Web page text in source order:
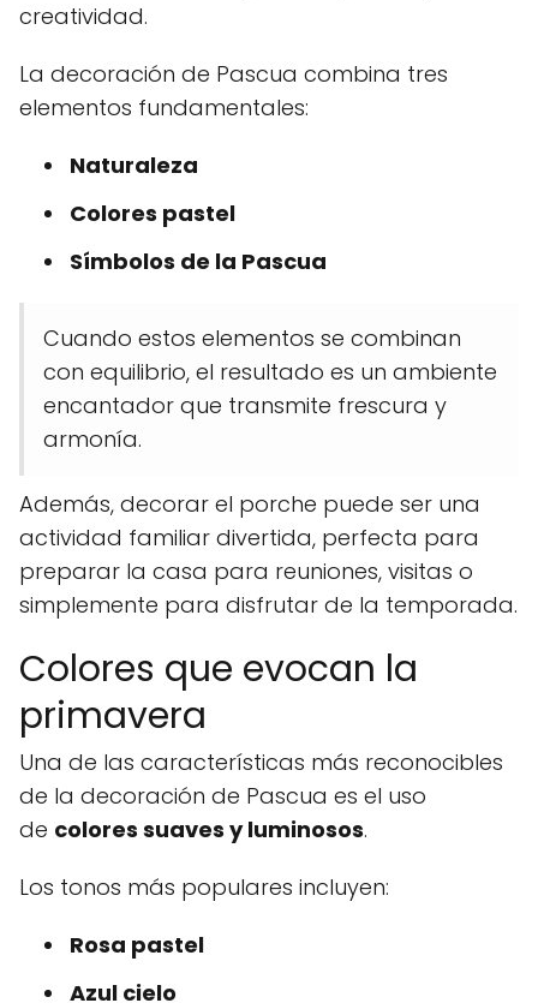
creatividad.
La decoración de Pascua combina tres
elementos fundamentales:
Naturaleza
Colores pastel
Símbolos de la Pascua
Cuando estos elementos se combinan
con equilibrio, el resultado es un ambiente
encantador que transmite frescura y
armonía.
Además, decorar el porche puede ser una
actividad familiar divertida, perfecta para
preparar la casa para reuniones, visitas o
simplemente para disfrutar de la temporada.
Colores que evocan la
primavera
Una de las características más reconocibles
de la decoración de Pascua es el uso
de colores suaves y luminosos.
Los tonos más populares incluyen:
Rosa pastel
Azul cielo